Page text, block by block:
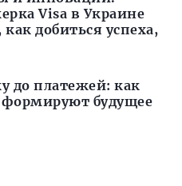
Visa в Украине
добиться успеха,
до платежей: как
будущее